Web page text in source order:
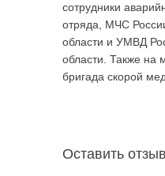
сотрудники
отряда, МЧС
области и УМВД
области. Также на
бригада скорой
Оставить отзыв